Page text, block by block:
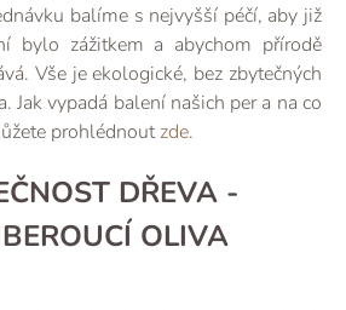
balíme s nejvyšší péčí, aby již
bylo zážitkem a abychom přírodě
Vše je ekologické, bez zbytečných
Jak vypadá balení našich per a na co
prohlédnoutzde.
DŘEVA -
OLIVA